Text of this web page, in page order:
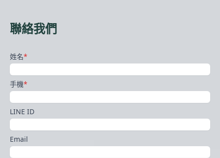
聯絡我們
姓名*
手機*
LINE ID
Email